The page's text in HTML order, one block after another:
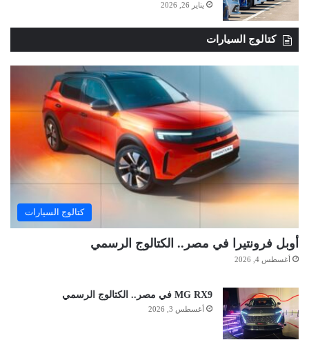
يناير 26, 2026
كتالوج السيارات
كتالوج السيارات
أوبل فرونتيرا في مصر.. الكتالوج الرسمي
أغسطس 4, 2026
MG RX9 في مصر.. الكتالوج الرسمي
أغسطس 3, 2026